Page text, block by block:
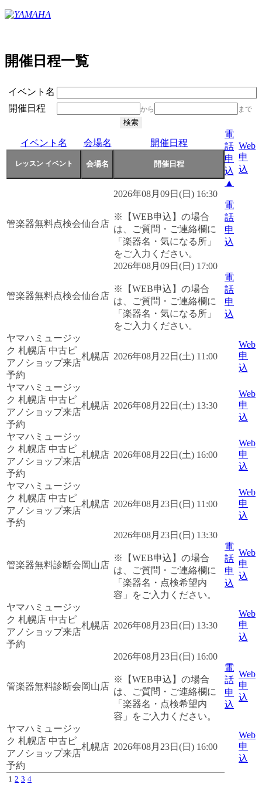
開催日程一覧
イベント名
開催日程
から まで
イベント名 会場名 開催日程
電
話
申
込
▲
Web
申
込
管楽器無料点検会仙台店
2026年08月09日(日) 16:30
※【WEB申込】の場合
は、ご質問・ご連絡欄に
「楽器名・気になる所」
をご入力ください。
電
話
申
込
管楽器無料点検会仙台店
2026年08月09日(日) 17:00
※【WEB申込】の場合
は、ご質問・ご連絡欄に
「楽器名・気になる所」
をご入力ください。
電
話
申
込
ヤマハミュージッ
ク 札幌店 中古ピ
アノショップ来店
予約
札幌店 2026年08月22日(土) 11:00
Web
申
込
ヤマハミュージッ
ク 札幌店 中古ピ
アノショップ来店
予約
札幌店 2026年08月22日(土) 13:30
Web
申
込
ヤマハミュージッ
ク 札幌店 中古ピ
アノショップ来店
予約
札幌店 2026年08月22日(土) 16:00
Web
申
込
ヤマハミュージッ
ク 札幌店 中古ピ
アノショップ来店
予約
札幌店 2026年08月23日(日) 11:00
Web
申
込
管楽器無料診断会岡山店
2026年08月23日(日) 13:30
※【WEB申込】の場合
は、ご質問・ご連絡欄に
「楽器名・点検希望内
容」をご入力ください。
電
話
申
込
Web
申
込
ヤマハミュージッ
ク 札幌店 中古ピ
アノショップ来店
予約
札幌店 2026年08月23日(日) 13:30
Web
申
込
管楽器無料診断会岡山店
2026年08月23日(日) 16:00
※【WEB申込】の場合
は、ご質問・ご連絡欄に
「楽器名・点検希望内
容」をご入力ください。
電
話
申
込
Web
申
込
ヤマハミュージッ
ク 札幌店 中古ピ
アノショップ来店
予約
札幌店 2026年08月23日(日) 16:00
Web
申
込
1 2 3 4